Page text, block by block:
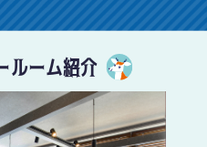
ルーム紹介